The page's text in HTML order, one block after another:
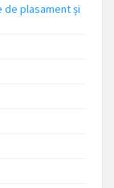
plasament și